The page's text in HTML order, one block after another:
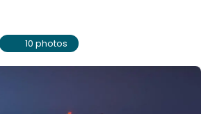
10 photos